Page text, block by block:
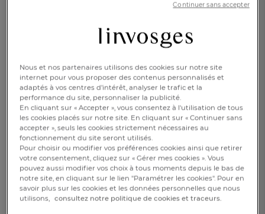
FR DE
AT
BE
CH
99.9% polyester
0.01% aluminium
Caractéristique :
Doublure thermique seule
135x240cm
CHF. 80.-
Nous et nos partenaires utilisons des cookies sur notre site
internet pour vous proposer des contenus personnalisés et
adaptés à vos centres d’intérêt, analyser le trafic et la
performance du site, personnaliser la publicité.
En cliquant sur « Accepter », vous consentez à l'utilisation de tous
les cookies placés sur notre site. En cliquant sur « Continuer sans
accepter », seuls les cookies strictement nécessaires au
fonctionnement du site seront utilisés.
Pour choisir ou modifier vos préférences cookies ainsi que retirer
votre consentement, cliquez sur « Gérer mes cookies ». Vous
pouvez aussi modifier vos choix à tous moments depuis le bas de
notre site, en cliquant sur le lien "Paramétrer les cookies". Pour en
savoir plus sur les cookies et les données personnelles que nous
utilisons, consultez notre politique de cookies et traceurs.
Continuer sans accepter